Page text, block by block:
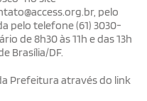
pelo
pelo telefone (61) 3030-
de 8h30 às 11h e das 13h
Brasília/DF.
Prefeitura através do link